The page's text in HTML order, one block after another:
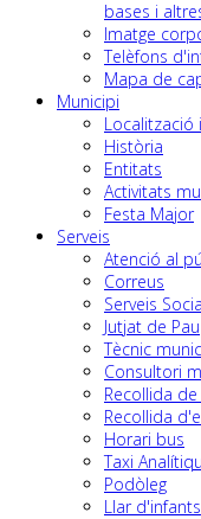
bases i
Imatge
Telèfons
Mapa de
Municipi
Localització
Història
Entitats
Activitats
Festa Major
Serveis
Atenció al
Correus
Serveis
Jutjat de Pau
Tècnic
Consultori
Recollida
Recollida
Horari bus
Taxi
Podòleg
Llar d'infants